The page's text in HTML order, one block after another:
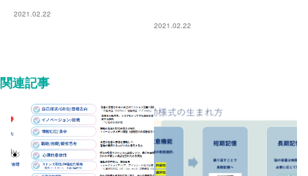
2021.02.22
2021.02.22
関連記事